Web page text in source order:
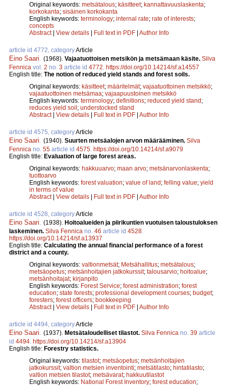
Original keywords: metsätalous; käsitteet; kannattavuuslaskenta;
korkokanta; sisäinen korkokanta
English keywords: terminology; internal rate; rate of interests;
concepts
Abstract| View details | Full text in PDF | Author Info
article id 4772, categoryArticle
Eino Saari (1968). Vajaatuottoisen metsikön ja metsämaan käsite. Silva
Fennica vol. 2 no. 3 article id 4772 https://doi.org/10.14214/sf.a14557
English title: The notion of reduced yield stands and forest soils.
Original keywords: käsitteet; määritelmät; vajaatuottoinen metsikkö;
vajaatuottoinen metsämaa; vajaapuustoinen metsikkö
English keywords: terminology; definitions; reduced yield stand;
reduces yield soil; understocked stand
Abstract| View details | Full text in PDF | Author Info
article id 4575, categoryArticle
Eino Saari (1940). Suurten metsäalojen arvon määrääminen. Silva
Fennica no. 55 article id 4575 https://doi.org/10.14214/sf.a9079
English title: Evaluation of large forest areas.
Original keywords: hakkuuarvo; maan arvo; metsänarvonlaskenta;
tuottoarvo
English keywords: forest valuation; value of land; felling value; yield
in terms of value
Abstract| View details | Full text in PDF | Author Info
article id 4528, categoryArticle
Eino Saari (1938). Hoitoalueiden ja piirikuntien vuotuisen taloustuloksen
laskeminen. Silva Fennica no. 46 article id 4528
https://doi.org/10.14214/sf.a13937
English title: Calculating the annual financial performance of a forest
district and a county.
Original keywords: valtionmetsät; Metsähallitus; metsätalous;
metsäopetus; metsänhoitajien jatkokurssit; talousarvio; hoitoalue;
metsänhoitajat; kirjanpito
English keywords: Forest Service; forest administration; forest
education; state forests; professional development courses; budget;
foresters; forest officers; bookkeeping
Abstract| View details | Full text in PDF | Author Info
article id 4494, categoryArticle
Eino Saari (1937). Metsätaloudelliset tilastot. Silva Fennica no. 39 article
id 4494 https://doi.org/10.14214/sf.a13904
English title: Forestry statistics.
Original keywords: tilastot; metsäopetus; metsänhoitajien
jatkokurssit; valtion metsien inventointi; metsätilasto; hintatilasto;
valtion metsien tilastot; metsävarat; hakkuutilastot
English keywords: National Forest Inventory; forest education;